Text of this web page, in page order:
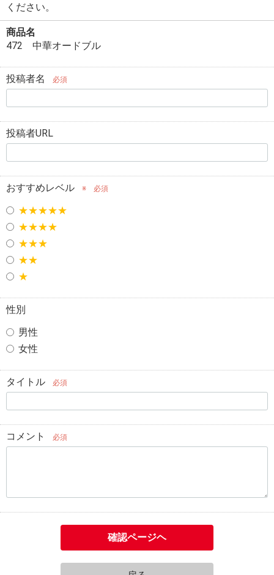
ください。
商品名
472 中華オードブル
投稿者名 必須
投稿者URL
おすすめレベル ※ 必須
★★★★★
★★★★
★★★
★★
★
性別
男性
女性
タイトル 必須
コメント 必須
確認ページヘ